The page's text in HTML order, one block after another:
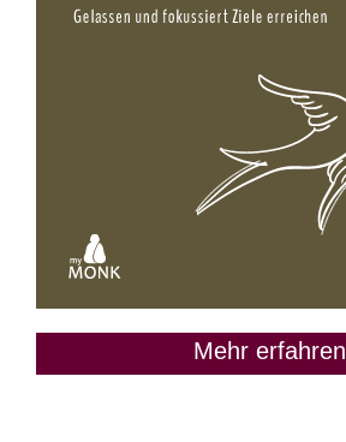
Mehr erfahren